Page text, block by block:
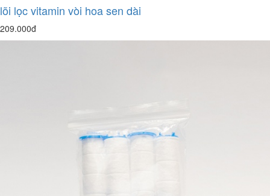
lõi lọc vitamin vòi hoa sen dài
209.000đ